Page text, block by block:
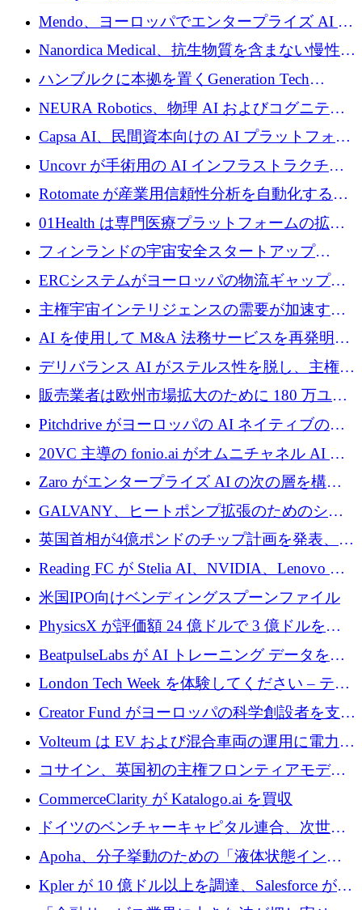
するために 55 万ユーロを調達
Mendo、ヨーロッパでエンタープライズ AI 導
入を拡大するために 1,200 万ユーロを確保
Nanordica Medical、抗生物質を含まない慢性創
傷治療薬を市場に投入するために 160 万ユー
ロを調達
ハンブルクに本拠を置くGeneration Tech
Partnersが5,000万ユーロのAIロールアップファ
NEURA Robotics、物理 AI およびコグニティ
ブ ロボティクス プラットフォームを拡張する
ためにシリーズ C で最大 14 億ドルを確保
Capsa AI、民間資本向けの AI プラットフォー
ムを拡大するために 1,800 万ドルを調達
Uncovr が手術用の AI インフラストラクチャ
を構築するために 700 万ドルを調達
Rotomate が産業用信頼性分析を自動化するた
めに 210 万ユーロを調達
01Health は専門医療プラットフォームの拡大
に 1,500 万ドルを確保
フィンランドの宇宙安全スタートアップ
Aavuus が、スペースデブリ追跡に取り組むプ
レシード資金を獲得
ERCシステムがヨーロッパの物流ギャップを
埋めるために設計された重量物運搬用eVTOL
であるVictorを発表
主権宇宙インテリジェンスの需要が加速する
中、ICEYEは評価額100億ユーロ以上で4億
5,000万ユーロを調達
AI を使用して M&A 法務サービスを再発明す
るために 110 万ユーロを適切に確保
デリバランス AI がステルス性を脱し、主権の
あるエンタープライズ AI を強化
販売業者は欧州市場拡大のために 180 万ユー
ロを確保
Pitchdrive がヨーロッパの AI ネイティブの創
業者を支援するために 6,000 万ユーロを調達
20VC 主導の fonio.ai がオムニチャネル AI プ
ラットフォームのために 1,700 万ドルを調達
Zaro がエンタープライズ AI の次の層を構築
するために 510 万ドルを獲得
GALVANY、ヒートポンプ拡張のためのシー
ドラウンドで1,000万ユーロを確保
英国首相が4億ポンドのチップ計画を発表、英
国の新興企業は「ここで拡大」し「ここに留
まる」
Reading FC が Stelia AI、NVIDIA、Lenovo と
協力して AI Center of Excellence を立ち上げ
米国IPO向けベンディングスプーンファイル
PhysicsX が評価額 24 億ドルで 3 億ドルを調
達
BeatpulseLabs が AI トレーニング データを拡
張するために 180 万ドルのプレシードを調達
London Tech Week を体験してください – テク
ノロジーがヨーロッパのイノベーションの未
来を形作る場所
Creator Fund がヨーロッパの科学創設者を支援
するために 5,600 万ドルを調達
Volteum は EV および混合車両の運用に電力を
供給するために 250 万ユーロを寄付
コサイン、英国初の主権フロンティアモデル
で業界の支援を確保
CommerceClarity が Katalogo.ai を買収
ドイツのベンチャーキャピタル連合、次世代
スタートアップの成長に向けて機関投資家へ
の資本シフトを呼びかけ
Apoha、分子挙動のための「液体状態インテ
リジェンス」を構築するために3,600万ドルを
かけてステルス状態から出現
Kpler が 10 億ドル以上を調達、Salesforce が
Contentful を買収、Built in Europe キャンペー